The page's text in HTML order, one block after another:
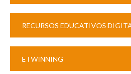
RECURSOS EDUCATIVOS
ETWINNING